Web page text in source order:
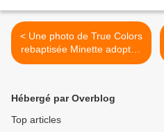
< Une photo de True Colors
rebaptisée Minette adoptée
en octobre 2022 !
Hébergé par Overblog
Top articles